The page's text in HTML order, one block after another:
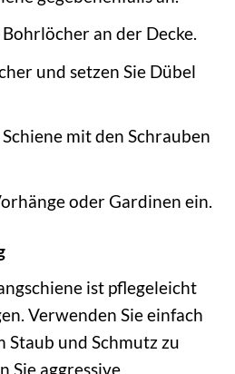
an der Decke.
und setzen Sie Dübel
mit den Schrauben
oder Gardinen ein.
ist pflegeleicht
Verwenden Sie einfach
Staub und Schmutz zu
Sie aggressive